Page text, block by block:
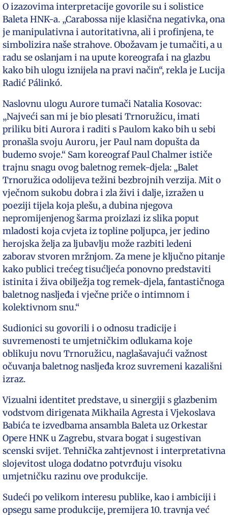
O izazovima interpretacije govorile su i solistice
Baleta HNK-a. „Carabossa nije klasična negativka, ona
je manipulativna i autoritativna, ali i profinjena, te
simbolizira naše strahove. Obožavam je tumačiti, a u
radu se oslanjam i na upute koreografa i na glazbu
kako bih ulogu iznijela na pravi način“, rekla je Lucija
Radić Pálinkó.
Naslovnu ulogu Aurore tumači Natalia Kosovac:
„Najveći san mi je bio plesati Trnoružicu, imati
priliku biti Aurora i raditi s Paulom kako bih u sebi
pronašla svoju Auroru, jer Paul nam dopušta da
budemo svoje.“ Sam koreograf Paul Chalmer ističe
trajnu snagu ovog baletnog remek-djela: „Balet
Trnoružica odolijeva težini bezbrojnih verzija. Mit o
vječnom sukobu dobra i zla živi i dalje, izražen u
poeziji tijela koja plešu, a dubina njegova
nepromijenjenog šarma proizlazi iz slika poput
mladosti koja cvjeta iz topline poljupca, jer jedino
herojska želja za ljubavlju može razbiti ledeni
zaborav stvoren mržnjom. Za mene je ključno pitanje
kako publici trećeg tisućljeća ponovno predstaviti
istinita i živa obilježja tog remek-djela, fantastičnoga
baletnog nasljeđa i vječne priče o intimnom i
kolektivnom snu.“
Sudionici su govorili i o odnosu tradicije i
suvremenosti te umjetničkim odlukama koje
oblikuju novu Trnoružicu, naglašavajući važnost
očuvanja baletnog nasljeđa kroz suvremeni kazališni
izraz.
Vizualni identitet predstave, u sinergiji s glazbenim
vodstvom dirigenata Mikhaila Agresta i Vjekoslava
Babića te izvedbama ansambla Baleta uz Orkestar
Opere HNK u Zagrebu, stvara bogat i sugestivan
scenski svijet. Tehnička zahtjevnost i interpretativna
slojevitost uloga dodatno potvrđuju visoku
umjetničku razinu ove produkcije.
Sudeći po velikom interesu publike, kao i ambiciji i
opsegu same produkcije, premijera 10. travnja već